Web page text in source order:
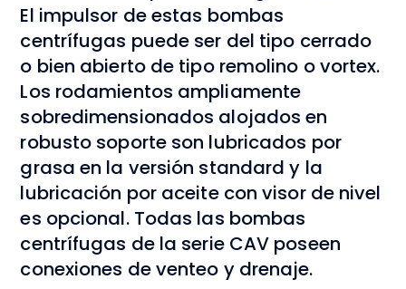
El impulsor de estas bombas
centrífugas puede ser del tipo cerrado
o bien abierto de tipo remolino o vortex.
Los rodamientos ampliamente
sobredimensionados alojados en
robusto soporte son lubricados por
grasa en la versión standard y la
lubricación por aceite con visor de nivel
es opcional. Todas las bombas
centrífugas de la serie CAV poseen
conexiones de venteo y drenaje.